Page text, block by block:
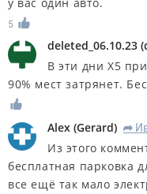
5
deleted_06.10.23 (
В эти дни Х5
90% мест затрянет.
Alex (Gerard) R
Из этого
бесплатная парковка
все ещё так мало